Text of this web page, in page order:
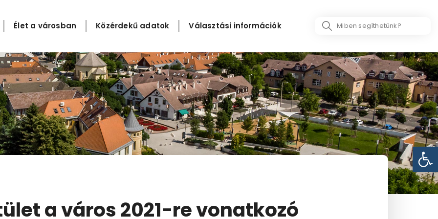
Élet a városban Közérdekű adatok Választási információk
Search
a város 2021-re vonatkozó